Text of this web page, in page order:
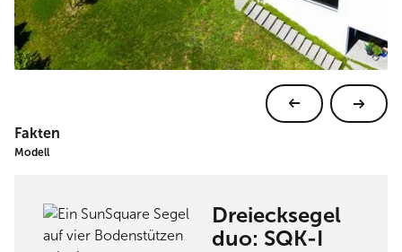
Fakten
Modell
Dreiecksegel
duo: SQK-I